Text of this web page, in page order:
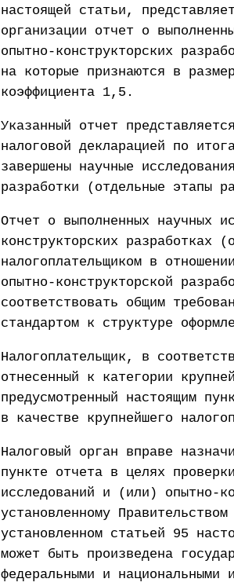
настоящей статьи,
организации отчет о
опытно-конструкторских
на которые признаются в
коэффициента 1,5.
Указанный отчет
налоговой декларацией по
завершены научные
разработки (отдельные этапы
Отчет о выполненных научных
конструкторских разработках
налогоплательщиком в
опытно-конструкторской
соответствовать общим
стандартом к структуре
Налогоплательщик, в
отнесенный к категории
предусмотренный настоящим
в качестве крупнейшего
Налоговый орган вправе
пункте отчета в целях
исследований и (или) опытно-
установленному
установленном статьей 95
может быть произведена
федеральными и национальными